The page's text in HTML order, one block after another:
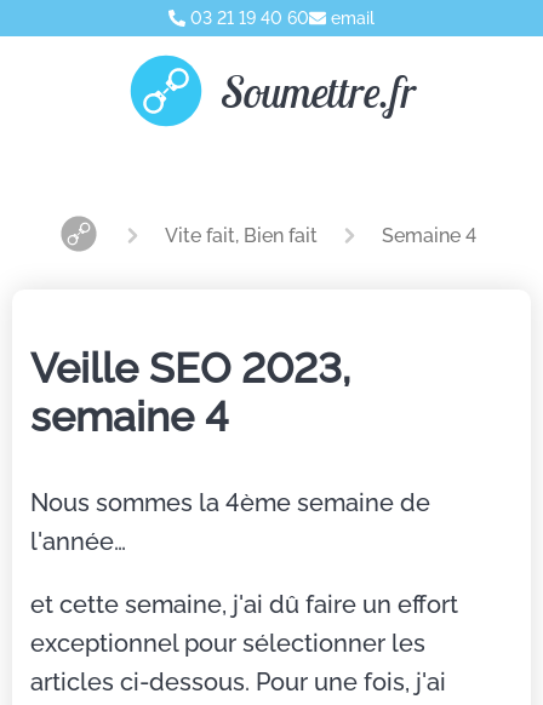
03 21 19 40 60 email
Soumettre.fr
Vite fait, Bien fait Semaine 4
Veille SEO 2023,
semaine 4
Nous sommes la 4ème semaine de
l'année…
et cette semaine, j'ai dû faire un effort
exceptionnel pour sélectionner les
articles ci-dessous. Pour une fois, j'ai